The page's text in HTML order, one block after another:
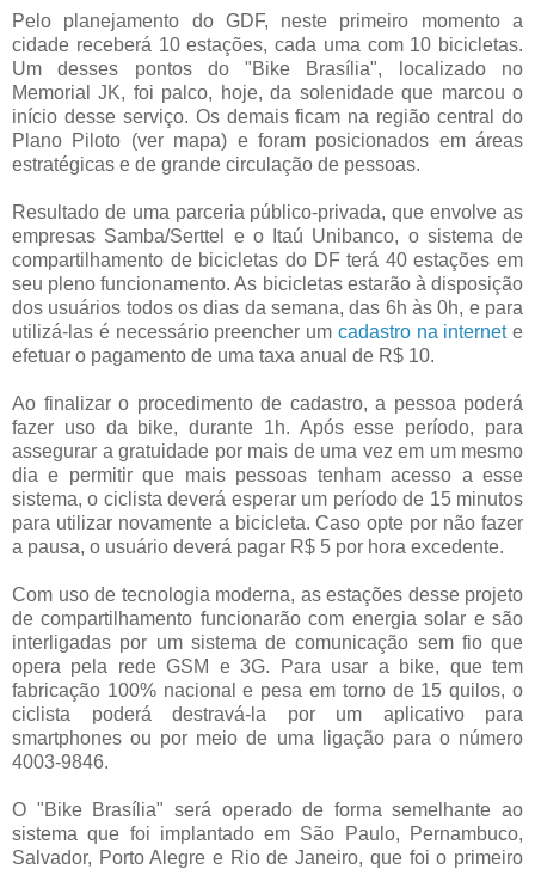
Pelo planejamento do GDF, neste primeiro momento a
cidade receberá 10 estações, cada uma com 10 bicicletas.
Um desses pontos do "Bike Brasília", localizado no
Memorial JK, foi palco, hoje, da solenidade que marcou o
início desse serviço. Os demais ficam na região central do
Plano Piloto (ver mapa) e foram posicionados em áreas
estratégicas e de grande circulação de pessoas.
Resultado de uma parceria público-privada, que envolve as
empresas Samba/Serttel e o Itaú Unibanco, o sistema de
compartilhamento de bicicletas do DF terá 40 estações em
seu pleno funcionamento. As bicicletas estarão à disposição
dos usuários todos os dias da semana, das 6h às 0h, e para
utilizá-las é necessário preencher um cadastro na internete
efetuar o pagamento de uma taxa anual de R$ 10.
Ao finalizar o procedimento de cadastro, a pessoa poderá
fazer uso da bike, durante 1h. Após esse período, para
assegurar a gratuidade por mais de uma vez em um mesmo
dia e permitir que mais pessoas tenham acesso a esse
sistema, o ciclista deverá esperar um período de 15 minutos
para utilizar novamente a bicicleta. Caso opte por não fazer
a pausa, o usuário deverá pagar R$ 5 por hora excedente.
Com uso de tecnologia moderna, as estações desse projeto
de compartilhamento funcionarão com energia solar e são
interligadas por um sistema de comunicação sem fio que
opera pela rede GSM e 3G. Para usar a bike, que tem
fabricação 100% nacional e pesa em torno de 15 quilos, o
ciclista poderá destravá-la por um aplicativo para
smartphones ou por meio de uma ligação para o número
4003-9846.
O "Bike Brasília" será operado de forma semelhante ao
sistema que foi implantado em São Paulo, Pernambuco,
Salvador, Porto Alegre e Rio de Janeiro, que foi o primeiro